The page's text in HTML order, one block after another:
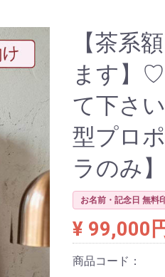
【茶系
ます】
て下さ
型プロ
ラのみ】
お名前・記念日 無料
¥ 99,000
商品コード：